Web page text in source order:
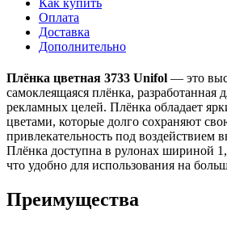
Как купить
Оплата
Доставка
Дополнительно
Плёнка цветная 3733 Unifol — это
самоклеящаяся плёнка, разработанная
рекламных целей. Плёнка обладает
цветами, которые долго сохраняют
привлекательность под воздействием
Плёнка доступна в рулонах шириной
что удобно для использования на
Преимущества